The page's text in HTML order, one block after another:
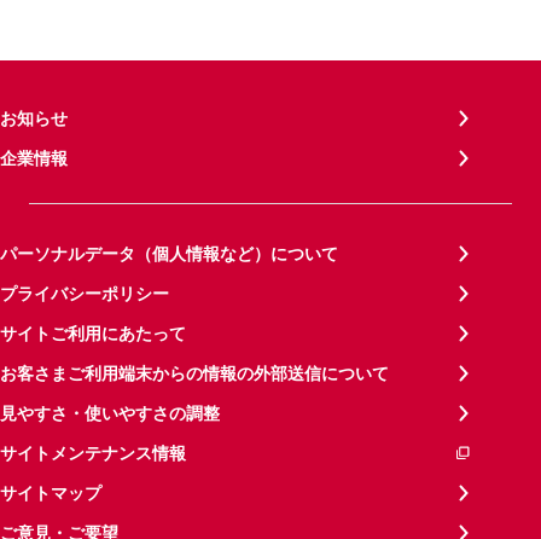
お知らせ
企業情報
パーソナルデータ（個人情報など）について
プライバシーポリシー
サイトご利用にあたって
お客さまご利用端末からの情報の外部送信について
見やすさ・使いやすさの調整
サイトメンテナンス情報
サイトマップ
ご意見・ご要望